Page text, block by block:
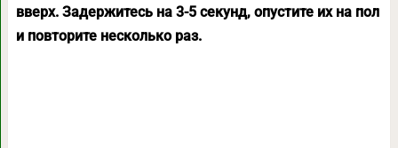
вверх. Задержитесь на 3-5 секунд, опустите их на пол
и повторите несколько раз.